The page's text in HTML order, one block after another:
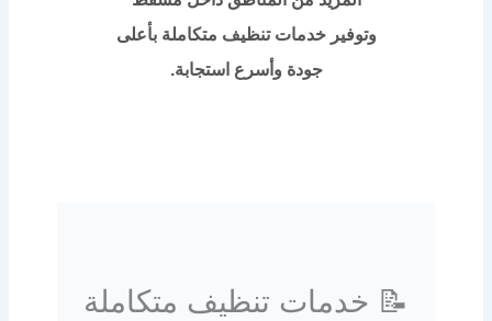
وتوفير خدمات تنظيف متكاملة بأعلى
جودة وأسرع استجابة.
📝 خدمات تنظيف متكاملة